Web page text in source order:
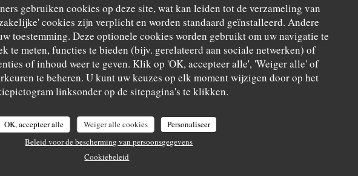
gebruiken cookies op deze site, wat kan leiden tot de verzameling van
cookies zijn verplicht en worden standaard geïnstalleerd. Andere
toestemming. Deze optionele cookies worden gebruikt om uw navigatie te
te meten, functies te bieden (bijv. gerelateerd aan sociale netwerken) of
of inhoud weer te geven. Klik op 'OK, accepteer alle', 'Weiger alle' of
te beheren. U kunt uw keuzes op elk moment wijzigen door op het
linksonder op de sitepagina's te klikken.
OK, accepteer alle Weiger alle cookies
Personaliseer
Beleid voor de bescherming van persoonsgegevens
Cookiebeleid
: le fruit de mer passion
– Hiver 2021
L'EPICURIEN